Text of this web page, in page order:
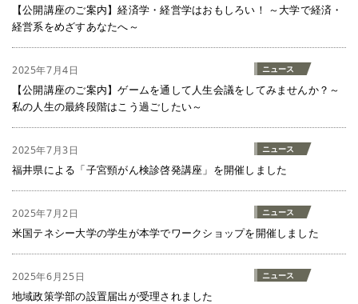
【公開講座のご案内】経済学・経営学はおもしろい！ ～大学で経済・
経営系をめざすあなたへ～
2025年7月4日 ニュース
【公開講座のご案内】ゲームを通して人生会議をしてみませんか？～
私の人生の最終段階はこう過ごしたい～
2025年7月3日 ニュース
福井県による「子宮頸がん検診啓発講座」を開催しました
2025年7月2日 ニュース
米国テネシー大学の学生が本学でワークショップを開催しました
2025年6月25日 ニュース
地域政策学部の設置届出が受理されました